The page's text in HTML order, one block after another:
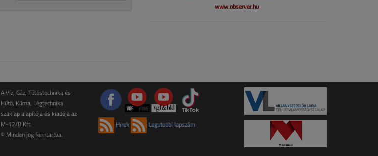
www.observer.hu
A Víz, Gáz, Fűtéstechnika és
Hűtő, Klíma, Légtechnika
szaklap alapítója és kiadója az
M-12/B Kft.
© Minden jog fenntartva.
Hírek Legutóbbi lapszám